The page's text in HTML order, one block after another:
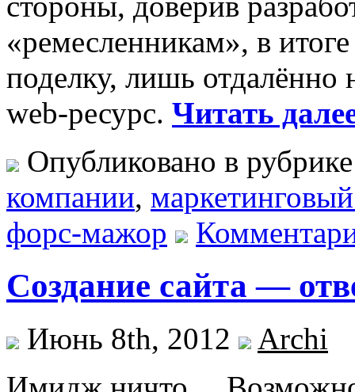
«ремесленникам», в
поделку, лишь
web-ресурс. Читать
Опубликовано в
компании,
форс-мажор
Создание сайта —
Июнь 8th, 2012
Archi